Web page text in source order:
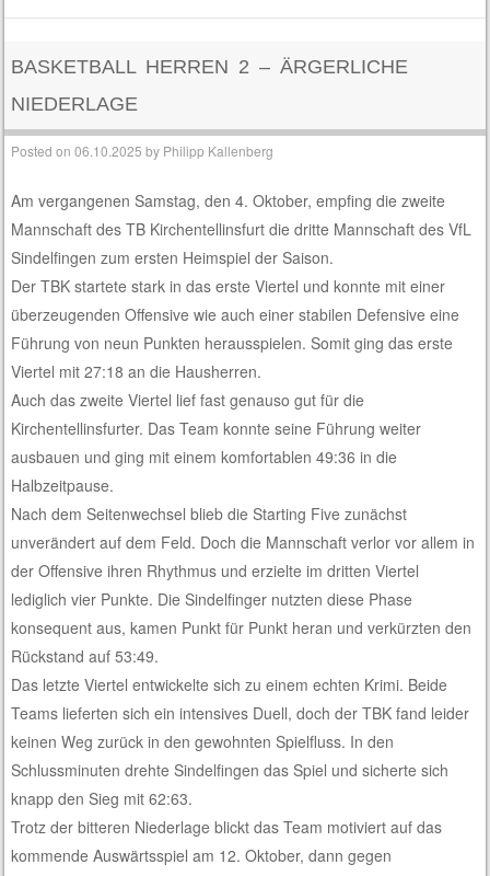
BASKETBALL HERREN 2 – ÄRGERLICHE
NIEDERLAGE
Posted on06.10.2025 by Philipp Kallenberg
Am vergangenen Samstag, den 4. Oktober, empfing die zweite
Mannschaft des TB Kirchentellinsfurt die dritte Mannschaft des VfL
Sindelfingen zum ersten Heimspiel der Saison.
Der TBK startete stark in das erste Viertel und konnte mit einer
überzeugenden Offensive wie auch einer stabilen Defensive eine
Führung von neun Punkten herausspielen. Somit ging das erste
Viertel mit 27:18 an die Hausherren.
Auch das zweite Viertel lief fast genauso gut für die
Kirchentellinsfurter. Das Team konnte seine Führung weiter
ausbauen und ging mit einem komfortablen 49:36 in die
Halbzeitpause.
Nach dem Seitenwechsel blieb die Starting Five zunächst
unverändert auf dem Feld. Doch die Mannschaft verlor vor allem in
der Offensive ihren Rhythmus und erzielte im dritten Viertel
lediglich vier Punkte. Die Sindelfinger nutzten diese Phase
konsequent aus, kamen Punkt für Punkt heran und verkürzten den
Rückstand auf 53:49.
Das letzte Viertel entwickelte sich zu einem echten Krimi. Beide
Teams lieferten sich ein intensives Duell, doch der TBK fand leider
keinen Weg zurück in den gewohnten Spielfluss. In den
Schlussminuten drehte Sindelfingen das Spiel und sicherte sich
knapp den Sieg mit 62:63.
Trotz der bitteren Niederlage blickt das Team motiviert auf das
kommende Auswärtsspiel am 12. Oktober, dann gegen